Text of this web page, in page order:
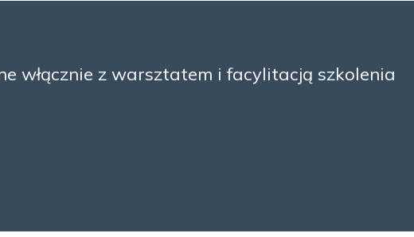
włącznie z warsztatem i facylitacją szkolenia